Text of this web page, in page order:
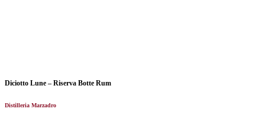
Diciotto Lune – Riserva Botte Rum
Distilleria Marzadro